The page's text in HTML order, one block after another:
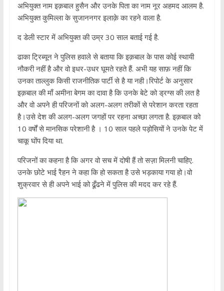
अभियुक्त नाम इक़बाल हुसैन और उनके पिता का नाम नूर अहमद आलम है.
अभियुक्त कुमिल्ला के सुजाननगर इलाक़े का रहने वाला है.
द डेली स्टार में अभियुक्त की उम्र 30 साल बताई गई है.
ढाका ट्रिब्यून ने पुलिस हवाले से बताया कि इक़बाल के पास कोई स्थायी
नौकरी नहीं है और वो इधर-उधर घूमते रहते हैं. अभी यह साफ़ नहीं कि
उनका ताल्लुक किसी राजनीतिक पार्टी से है या नही।रिपोर्ट के अनुसार
इक़बाल की माँ अमीना बेगम का दावा है कि उनके बेटे को ड्रग्स की लत है
और वो अपने ही परिजनों को अलग-अलग तरीकों से परेशान करता रहता
है।उसे देश की अलग-अलग जगहों पर रहना अच्छा लगता है. इक़बाल को
10 वर्षों से मानसिक परेशानी है । 10 साल पहले पड़ोसियों ने उनके पेट में
चाकू घोंप दिया था.
परिजनों का कहना है कि अगर वो सच में दोषी हैं तो सज़ा मिलनी चाहिए.
उनके छोटे भाई रैहन ने कहा कि हो सकता है उसे भड़काया गया हो।वो
शुक्रवार से ही अपने भाई को ढूँढने में पुलिस की मदद कर रहे हैं.